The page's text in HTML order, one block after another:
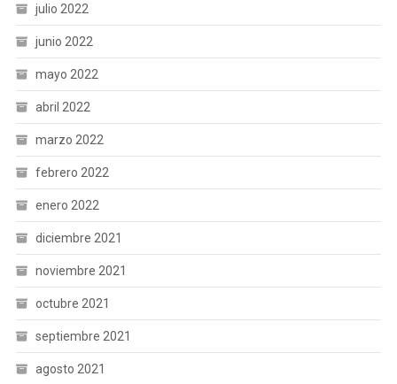
julio 2022
junio 2022
mayo 2022
abril 2022
marzo 2022
febrero 2022
enero 2022
diciembre 2021
noviembre 2021
octubre 2021
septiembre 2021
agosto 2021